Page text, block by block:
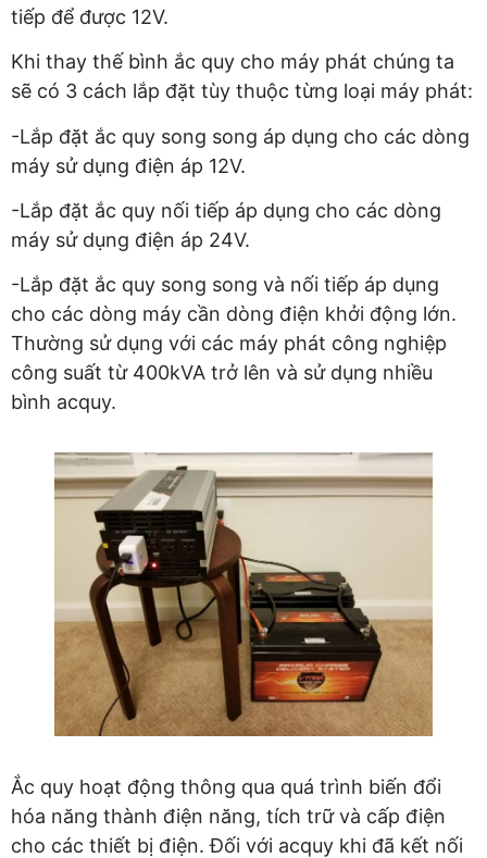
tiếp để được 12V.
Khi thay thế bình ắc quy cho máy phát chúng ta
sẽ có 3 cách lắp đặt tùy thuộc từng loại máy phát:
-Lắp đặt ắc quy song song áp dụng cho các dòng
máy sử dụng điện áp 12V.
-Lắp đặt ắc quy nối tiếp áp dụng cho các dòng
máy sử dụng điện áp 24V.
-Lắp đặt ắc quy song song và nối tiếp áp dụng
cho các dòng máy cần dòng điện khởi động lớn.
Thường sử dụng với các máy phát công nghiệp
công suất từ 400kVA trở lên và sử dụng nhiều
bình acquy.
Ắc quy hoạt động thông qua quá trình biến đổi
hóa năng thành điện năng, tích trữ và cấp điện
cho các thiết bị điện. Đối với acquy khi đã kết nối